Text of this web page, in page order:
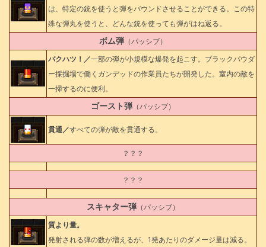
は、特定の銃を使うと弾をバウンドさせることができる。この特
殊な弾丸を使うと、どんな銃を使っても弾がはね返る。
ボム弾 （パッシブ）
バクハツ！／一部の弾が小規模な爆発を起こす。ブラックパウダ
ー採掘場で働くガンデッドの作業員たちが開発した。室内の敵を
一掃するのに便利。
ゴースト弾 （パッシブ）
貫通／すべての弾が敵を貫通する。
？？？
？？？
スキャター弾 （パッシブ）
質より量。
発射される弾の数が増えるが、1発あたりのダメージ量は減る。